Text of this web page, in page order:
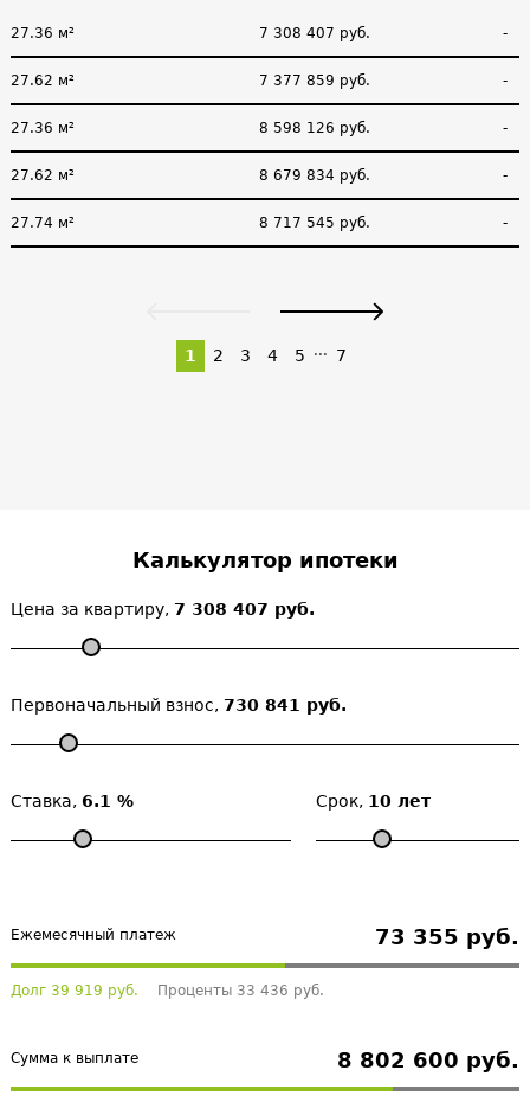
27.36 м² 7 308 407 руб. -
27.62 м² 7 377 859 руб. -
27.36 м² 8 598 126 руб. -
27.62 м² 8 679 834 руб. -
27.74 м² 8 717 545 руб. -
1 2 3 4 5 ... 7
Калькулятор ипотеки
Цена за квартиру, 7 308 407 руб.
Первоначальный взнос, 730 841 руб.
Ставка, 6.1 % Срок, 10 лет
Ежемесячный платеж 73 355 руб.
Долг 39 919 руб. Проценты 33 436 руб.
Сумма к выплате 8 802 600 руб.